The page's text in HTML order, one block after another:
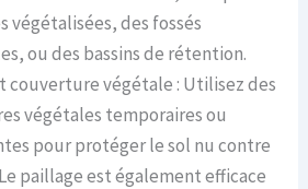
végétalisées, des fossés
ou des bassins de rétention.
couverture végétale : Utilisez des
végétales temporaires ou
pour protéger le sol nu contre
paillage est également efficace